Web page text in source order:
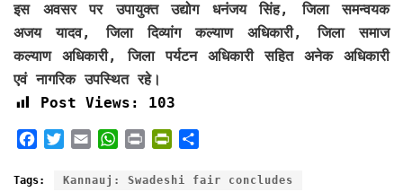
इस अवसर पर उपायुक्त उद्योग धनंजय सिंह, जिला समन्वयक
अजय यादव, जिला दिव्यांग कल्याण अधिकारी, जिला समाज
कल्याण अधिकारी, जिला पर्यटन अधिकारी सहित अनेक अधिकारी
एवं नागरिक उपस्थित रहे।
Post Views:
103
c
i
a
i
i
a
Tags: Kannauj: Swadeshi fair concludes